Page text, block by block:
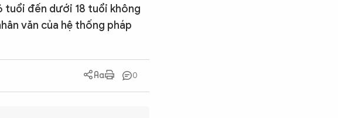
tuổi đến dưới 18 tuổi không
văn của hệ thống pháp
0